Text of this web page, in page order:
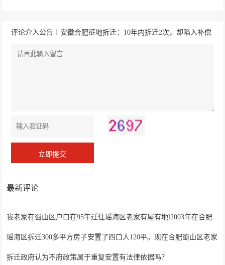
评论介入公告︱安徽合肥征地拆迁：10年内拆迁2次，却陷入补偿
安置纠纷
最新评论
我老家在蜀山区户口在95午迁往瑶海区老家有屋有地l2003年在合肥
瑶海区拆迁300多平方房子安置了四口人120平。现在合肥蜀山区老家
拆迁政府认为不府政策属于重复安置有法律依据吗？